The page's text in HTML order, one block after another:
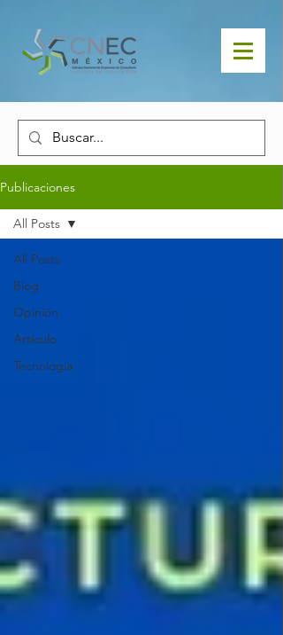
Publicaciones
All Posts
Blog
Opinión
Artículo
Tecnología
All Posts